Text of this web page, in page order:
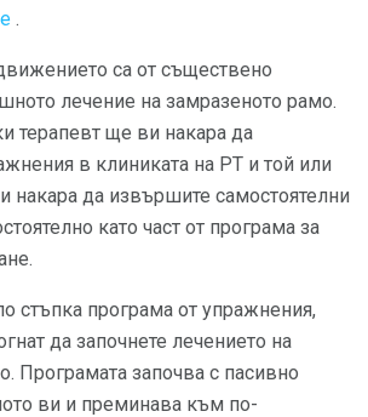
.
са от съществено
лечение на замразеното рамо.
терапевт ще ви накара да
в клиниката на РТ и той или
накара да извършите самостоятелни
като част от програма за
стъпка програма от упражнения,
да започнете лечението на
Програмата започва с пасивно
ви и преминава към по-